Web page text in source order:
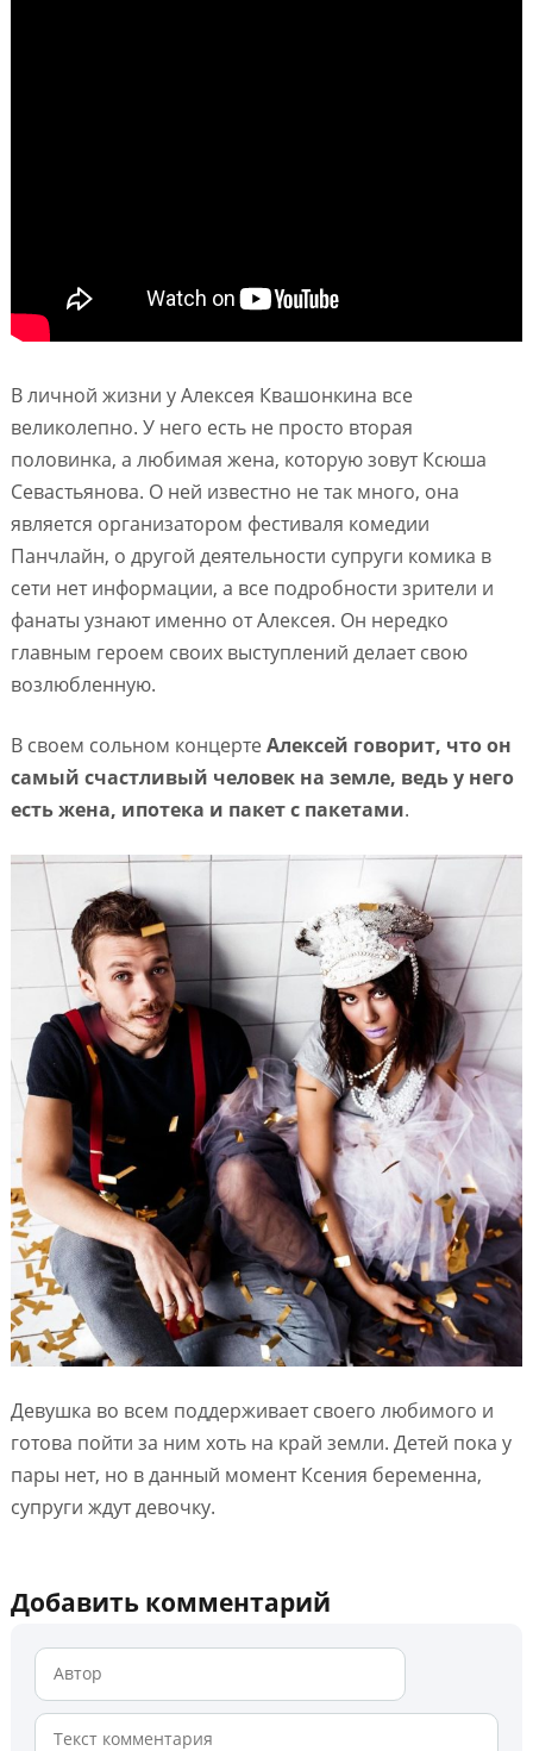
В личной жизни у Алексея Квашонкина все
великолепно. У него есть не просто вторая
половинка, а любимая жена, которую зовут Ксюша
Севастьянова. О ней известно не так много, она
является организатором фестиваля комедии
Панчлайн, о другой деятельности супруги комика в
сети нет информации, а все подробности зрители и
фанаты узнают именно от Алексея. Он нередко
главным героем своих выступлений делает свою
возлюбленную.
В своем сольном концертеАлексей говорит, что он
самый счастливый человек на земле, ведь у него
есть жена, ипотека и пакет с пакетами.
Девушка во всем поддерживает своего любимого и
готова пойти за ним хоть на край земли. Детей пока у
пары нет, но в данный момент Ксения беременна,
супруги ждут девочку.
Добавить комментарий